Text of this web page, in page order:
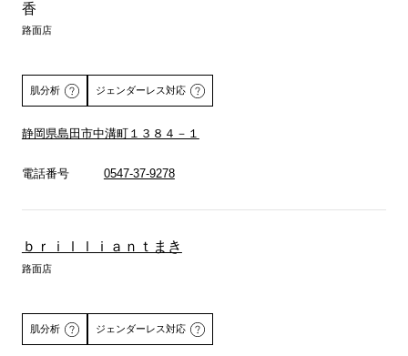
香
路面店
肌分析 ジェンダーレス対応
静岡県島田市中溝町１３８４－１
電話番号 0547-37-9278
ｂｒｉｌｌｉａｎｔまき
路面店
肌分析 ジェンダーレス対応